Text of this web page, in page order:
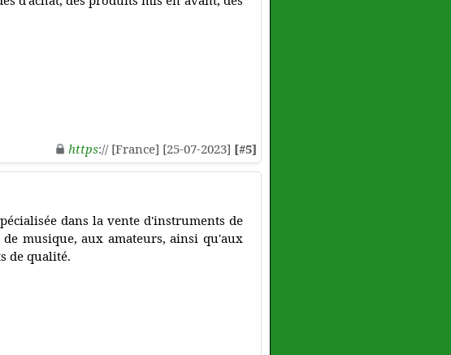
https:// [France] [25-07-2023] [#5]
dans la vente d'instruments de
musique, aux amateurs, ainsi qu'aux
de qualité.